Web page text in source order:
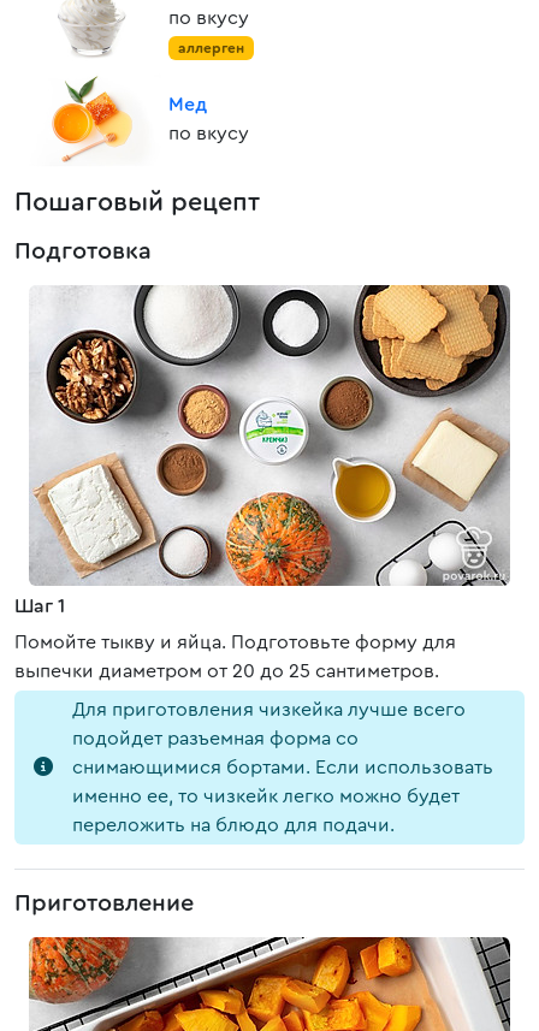
по вкусу
аллерген
Мед
по вкусу
Пошаговый рецепт
Подготовка
Шаг 1
Помойте тыкву и яйца. Подготовьте форму для
выпечки диаметром от 20 до 25 сантиметров.
Для приготовления чизкейка лучше всего
подойдет разъемная форма со
снимающимися бортами. Если использовать
именно ее, то чизкейк легко можно будет
переложить на блюдо для подачи.
Приготовление